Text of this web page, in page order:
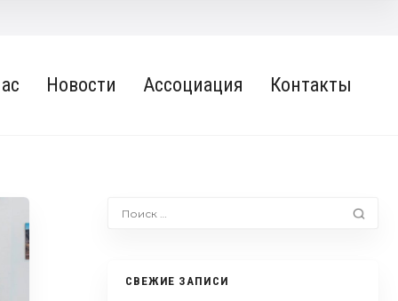
Новости Ассоциация Контакты
СВЕЖИЕ ЗАПИСИ